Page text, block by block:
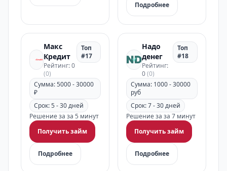
Подробнее
Макс
Кредит
Рейтинг: 0
(0)
Топ
#17
Сумма: 5000 - 30000
₽
Срок: 5 - 30 дней
Решение за за 5 минут
Получить займ
Подробнее
Надо
денег
Рейтинг:
0(0)
Топ
#18
Сумма: 1000 - 30000
руб
Срок: 7 - 30 дней
Решение за за 7 минут
Получить займ
Подробнее